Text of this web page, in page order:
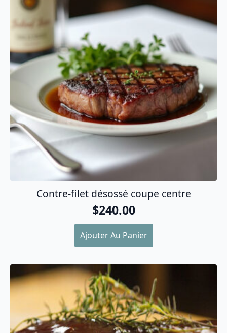
Contre-filet désossé coupe centre
$240.00
Ajouter Au Panier